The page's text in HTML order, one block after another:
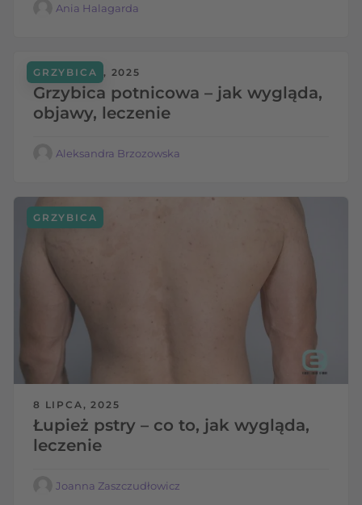
Ania Halagarda
1 SIERPNIA, 2025
Grzybica potnicowa – jak wygląda,
objawy, leczenie
GRZYBICA
Aleksandra Brzozowska
8 LIPCA, 2025
Łupież pstry – co to, jak wygląda,
leczenie
GRZYBICA
Joanna Zaszczudłowicz